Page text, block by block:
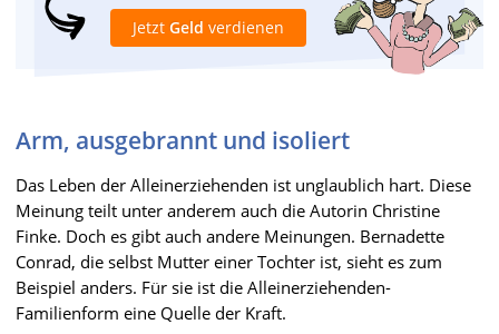
Jetzt Geld verdienen
Arm, ausgebrannt und isoliert
Das Leben der Alleinerziehenden ist unglaublich hart. Diese
Meinung teilt unter anderem auch die Autorin Christine
Finke. Doch es gibt auch andere Meinungen. Bernadette
Conrad, die selbst Mutter einer Tochter ist, sieht es zum
Beispiel anders. Für sie ist die Alleinerziehenden-
Familienform eine Quelle der Kraft.